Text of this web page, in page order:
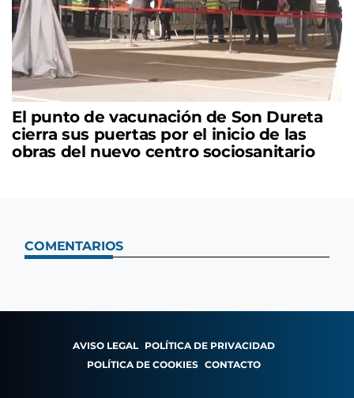
El punto de vacunación de Son Dureta
cierra sus puertas por el inicio de las
obras del nuevo centro sociosanitario
COMENTARIOS
AVISO LEGAL POLÍTICA DE PRIVACIDAD
POLÍTICA DE COOKIES CONTACTO